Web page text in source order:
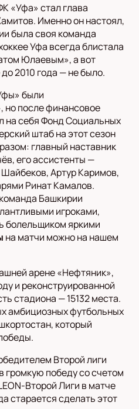
«Уфа» стал глава
Именно он настоял,
была своя команда
Уфа всегда блистала
Юлаевым», а вот
2010 года — не было.
были
после финансовое
на себя Фонд Социальных
штаб на этот сезон
главный наставник
его ассистенты —
Артур Каримов,
Ринат Камалов.
Башкирии
игроками,
болельщиком яркими
на матчи можно на нашем
арене «Нефтяник»,
и реконструированной
стадиона — 15132 места.
амбициозных футбольных
который
Второй лиги
победу со счетом
Второй Лиги в матче
старается сделать этот